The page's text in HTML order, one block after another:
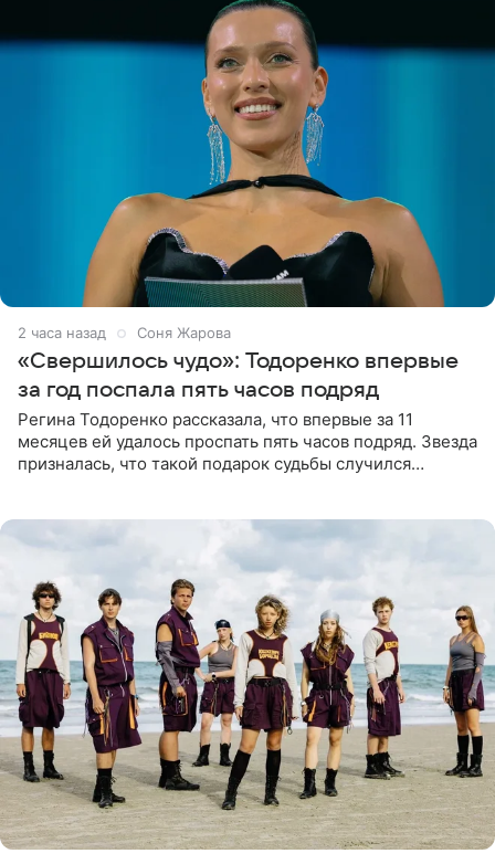
2 часа назад Соня Жарова
«Свершилось чудо»: Тодоренко впервые
за год поспала пять часов подряд
Регина Тодоренко рассказала, что впервые за 11
месяцев ей удалось проспать пять часов подряд. Звезда
призналась, что такой подарок судьбы случился